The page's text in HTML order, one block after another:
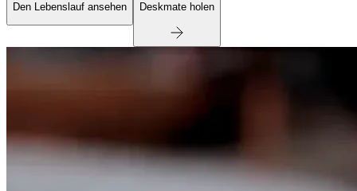
Den Lebenslauf ansehen Deskmate holen